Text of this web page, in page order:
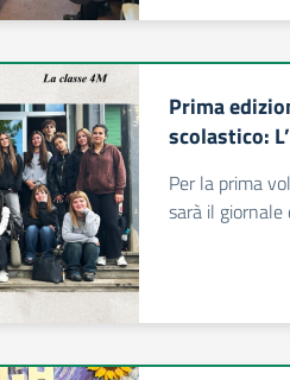
Prima
scolastico:
Per la prima
sarà il